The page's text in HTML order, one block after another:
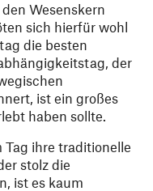
Wesenskern
sich hierfür wohl
die besten
der
ist ein großes
haben sollte.
Tag ihre traditionelle
stolz die
ist es kaum